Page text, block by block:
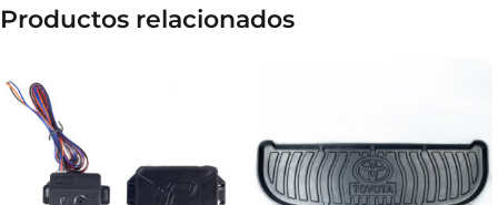
Productos relacionados